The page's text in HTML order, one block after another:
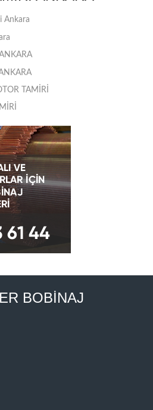
Ankara
TAMİRİ
BOBİNAJ